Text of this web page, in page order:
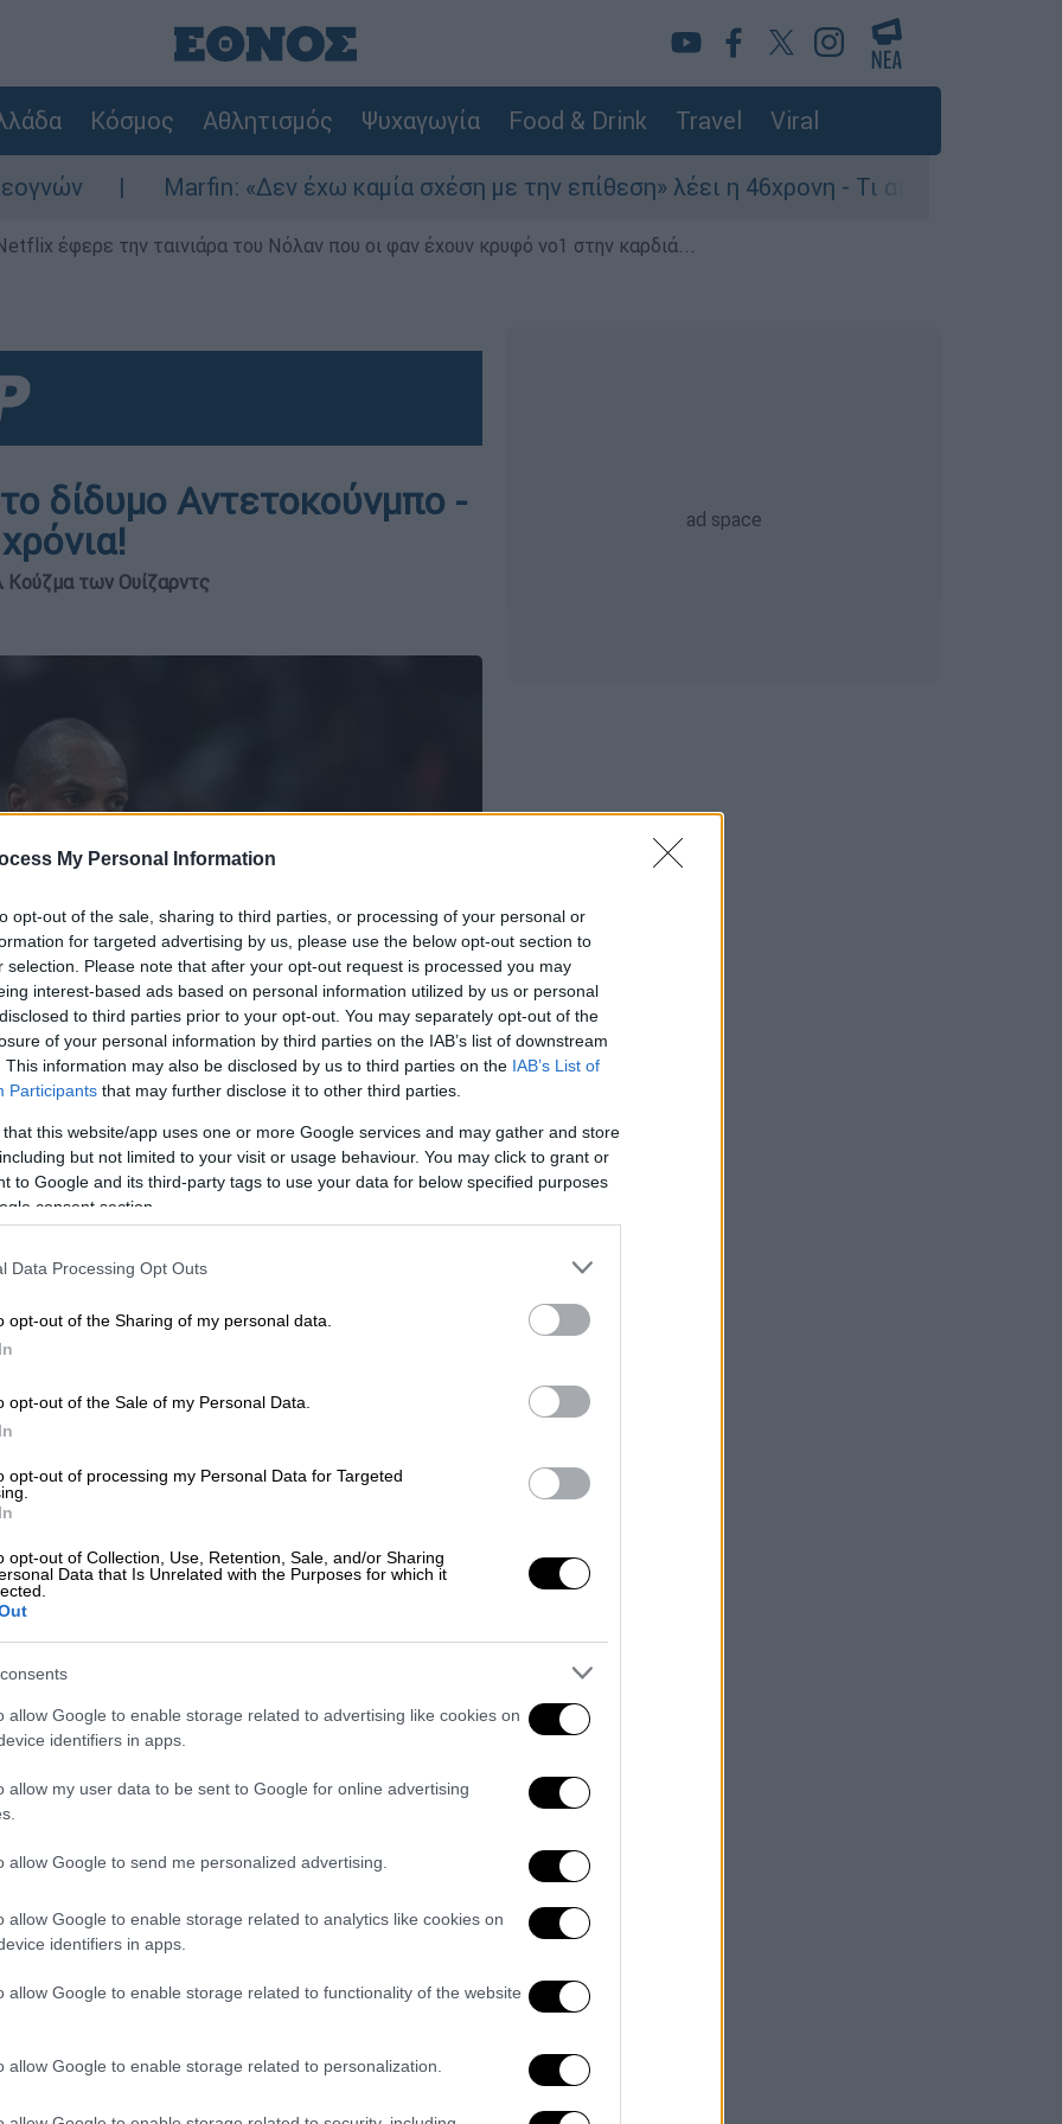
My Personal Information
opt-out of the sale, sharing to third parties, or processing of your personal or
for targeted advertising by us, please use the below opt-out section to
selection. Please note that after your opt-out request is processed you may
interest-based ads based on personal information utilized by us or personal
to third parties prior to your opt-out. You may separately opt-out of the
of your personal information by third parties on the IAB’s list of downstream
This information may also be disclosed by us to third parties on the IAB’s List of
Participants that may further disclose it to other third parties.
that this website/app uses one or more Google services and may gather and store
but not limited to your visit or usage behaviour. You may click to grant or
to Google and its third-party tags to use your data for below specified purposes
consent section.
Data Processing Opt Outs
opt-out of the Sharing of my personal data.
opt-out of the Sale of my Personal Data.
opt-out of processing my Personal Data for Targeted
opt-out of Collection, Use, Retention, Sale, and/or Sharing
Data that Is Unrelated with the Purposes for which it
allow Google to enable storage related to advertising like cookies on
identifiers in apps.
allow my user data to be sent to Google for online advertising
allow Google to send me personalized advertising.
allow Google to enable storage related to analytics like cookies on
identifiers in apps.
allow Google to enable storage related to functionality of the website
allow Google to enable storage related to personalization.
Κόσμος Αθλητισμός Ψυχαγωγία Food & Drink Travel Viral
Marfin: «Δεν έχω καμία σχέση με την επίθεση» λέει η 46χρονη - Τι αποκάλυψε στους
έφερε την ταινιάρα του Νόλαν που οι φαν έχουν κρυφό νο1 στην καρδιά...
δίδυμο Αντετοκούνμπο -
Κούζμα των Ουίζαρντς
στο
αποτελεί παρελθόν από τους
συμπαίκτης του
, απ' τους οποίους τα Ελάφια θα
ο Λούκα Ντόντσιτς: «Έπρεπε να
τον Παναθηναϊκό - «Θα παίξει σε
του ESPN, ο οποίος αναφέρει πως τον
Τζέι Τζόνσον, ενώ τον Κούζμα ο Πάτρικ
trade το Μιλγουόκι θα λάβει και ένα
για την ομάδα του Γιάννη
μέρα που έφτασε στην άλλη πλευρά του